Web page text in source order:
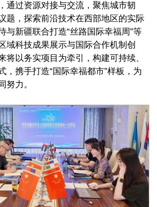
通过资源对接与交流，聚焦城市韧
题，探索前沿技术在西部地区的实际
与新疆联合打造“丝路国际幸福周”等
域科技成果展示与国际合作机制创
将以务实项目为牵引，构建可持续、
，携手打造“国际幸福都市”样板，为
努力。